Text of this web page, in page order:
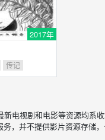
2017年
传记
新电视剧和电影等资源均系
，并不提供影片资源存储，